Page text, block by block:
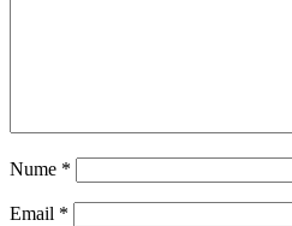
Nume *
Email *